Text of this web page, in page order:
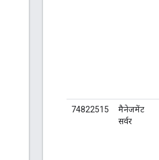
74822515
मैनेजमेंट
सर्वर